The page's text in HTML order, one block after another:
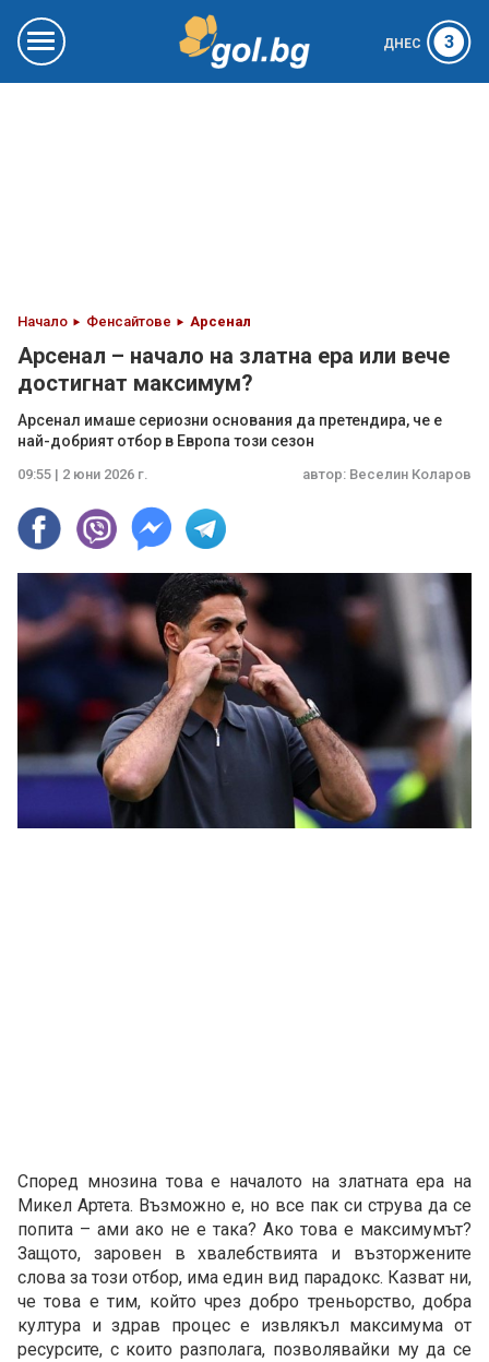
ДНЕС 3
Начало Фенсайтове Арсенал
Арсенал – начало на златна ера или вече
достигнат максимум?
Арсенал имаше сериозни основания да претендира, че е
най-добрият отбор в Европа този сезон
09:55 | 2 юни 2026 г. автор: Веселин Коларов
Според мнозина това е началото на златната ера на
Микел Артета. Възможно е, но все пак си струва да се
попита – ами ако не е така? Ако това е максимумът?
Защото, заровен в хвалебствията и възторжените
слова за този отбор, има един вид парадокс. Казват ни,
че това е тим, който чрез добро треньорство, добра
култура и здрав процес е извлякъл максимума от
ресурсите, с които разполага, позволявайки му да се